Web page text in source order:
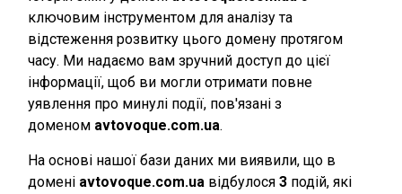
ключовим інструментом для аналізу та
відстеження розвитку цього домену протягом
часу. Ми надаємо вам зручний доступ до цієї
інформації, щоб ви могли отримати повне
уявлення про минулі події, пов'язані з
доменом avtovoque.com.ua.
На основі нашої бази даних ми виявили, що в
домені avtovoque.com.ua відбулося 3 подій, які